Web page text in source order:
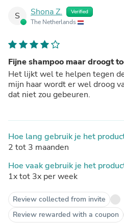
S Shona Z. Verified
The Netherlands
Fijne shampoo maar droogt
Het lijkt wel te helpen tegen
mijn haar wordt er wel droog
dat niet zou gebeuren.
Hoe lang gebruik je het
2 tot 3 maanden
Hoe vaak gebruik je het
1x tot 3x per week
Review collected from invite
Review rewarded with a coupon